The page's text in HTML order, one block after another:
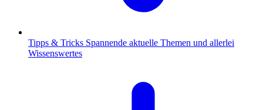
Tipps & Tricks Spannende aktuelle Themen und allerlei
Wissenswertes